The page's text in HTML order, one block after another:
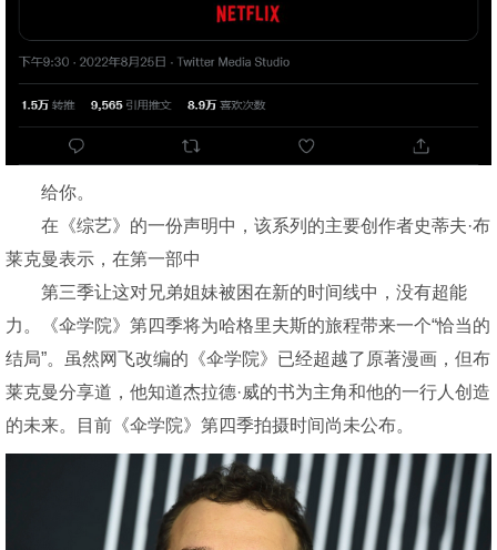
给你。
在《综艺》的一份声明中，该系列的主要创作者史蒂夫·布
莱克曼表示，在第一部中
第三季让这对兄弟姐妹被困在新的时间线中，没有超能
力。《伞学院》第四季将为哈格里夫斯的旅程带来一个“恰当的
结局”。虽然网飞改编的《伞学院》已经超越了原著漫画，但布
莱克曼分享道，他知道杰拉德·威的书为主角和他的一行人创造
的未来。目前《伞学院》第四季拍摄时间尚未公布。